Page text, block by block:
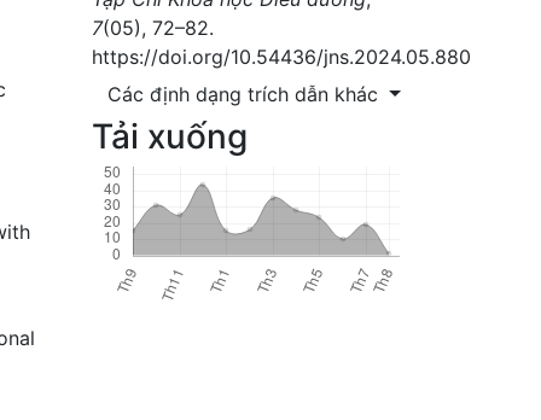
7(05), 72–82.
https://doi.org/10.54436/jns.2024.05.880
Các định dạng trích dẫn khác
Tải xuống